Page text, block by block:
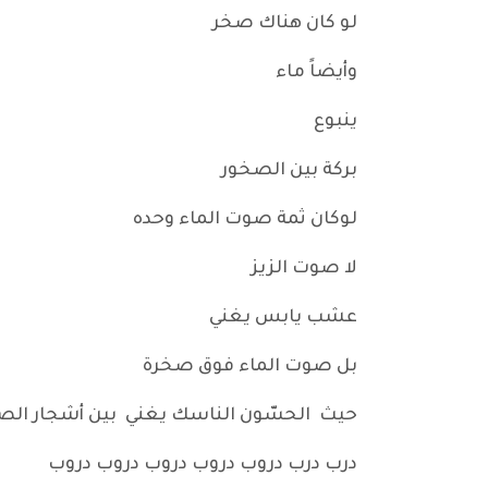
لو كان هناك صخر
وأيضاً ماء
ينبوع
بركة بين الصخور
لوكان ثمة صوت الماء وحده
لا صوت الزيز
عشب يابس يغني
بل صوت الماء فوق صخرة
حيث الحسّون الناسك يغني بين أشجار
درب درب دروب دروب دروب دروب دروب